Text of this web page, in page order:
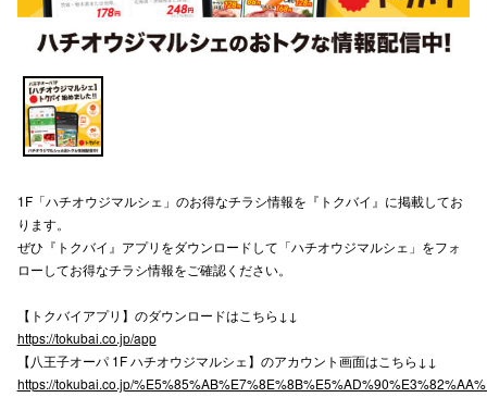
1F「ハチオウジマルシェ」のお得なチラシ情報を『トクバイ』に掲載してお
ります。
ぜひ『トクバイ』アプリをダウンロードして「ハチオウジマルシェ」をフォ
ローしてお得なチラシ情報をご確認ください。
【トクバイアプリ】のダウンロードはこちら↓↓
https://tokubai.co.jp/app
【八王子オーパ 1F ハチオウジマルシェ】のアカウント画面はこちら↓↓
https://tokubai.co.jp/
公式SNS
プライバシ
利用規約